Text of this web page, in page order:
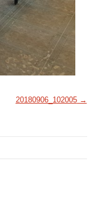
20180906_102005